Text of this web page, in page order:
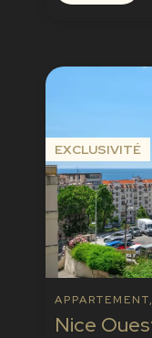
Nice
EXCLUSIVITÉ